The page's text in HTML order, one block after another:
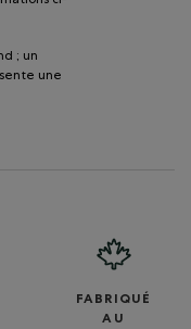
; un
une
FABRIQUÉ
AU